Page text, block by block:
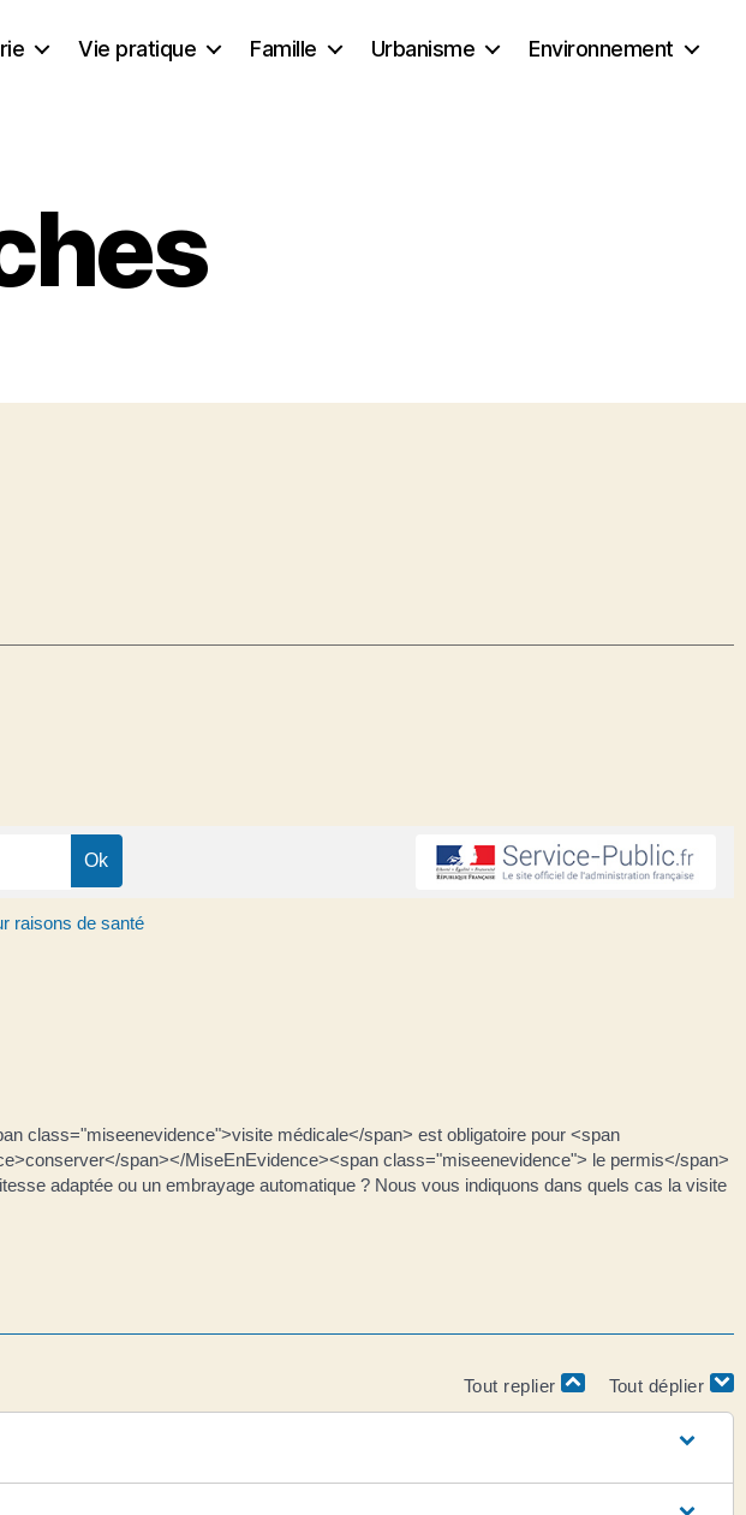
Vie pratique Famille Urbanisme Environnement
raisons de santé
class="miseenevidence">visite médicale</span> est obligatoire pour <span
span></MiseEnEvidence><span class="miseenevidence"> le permis</span>
adaptée ou un embrayage automatique ? Nous vous indiquons dans quels cas la visite
Tout replier Tout déplier